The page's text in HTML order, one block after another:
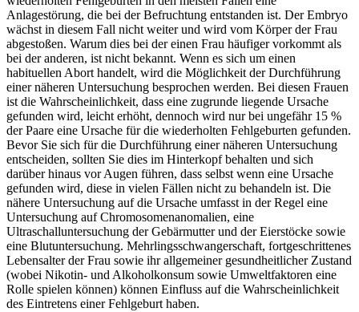
Anlagestörung, die bei der Befruchtung entstanden ist. Der Embryo
wächst in diesem Fall nicht weiter und wird vom Körper der Frau
abgestoßen. Warum dies bei der einen Frau häufiger vorkommt als
bei der anderen, ist nicht bekannt. Wenn es sich um einen
habituellen Abort handelt, wird die Möglichkeit der Durchführung
einer näheren Untersuchung besprochen werden. Bei diesen Frauen
ist die Wahrscheinlichkeit, dass eine zugrunde liegende Ursache
gefunden wird, leicht erhöht, dennoch wird nur bei ungefähr 15 %
der Paare eine Ursache für die wiederholten Fehlgeburten gefunden.
Bevor Sie sich für die Durchführung einer näheren Untersuchung
entscheiden, sollten Sie dies im Hinterkopf behalten und sich
darüber hinaus vor Augen führen, dass selbst wenn eine Ursache
gefunden wird, diese in vielen Fällen nicht zu behandeln ist. Die
nähere Untersuchung auf die Ursache umfasst in der Regel eine
Untersuchung auf Chromosomenanomalien, eine
Ultraschalluntersuchung der Gebärmutter und der Eierstöcke sowie
eine Blutuntersuchung. Mehrlingsschwangerschaft, fortgeschrittenes
Lebensalter der Frau sowie ihr allgemeiner gesundheitlicher Zustand
(wobei Nikotin- und Alkoholkonsum sowie Umweltfaktoren eine
Rolle spielen können) können Einfluss auf die Wahrscheinlichkeit
des Eintretens einer Fehlgeburt haben.